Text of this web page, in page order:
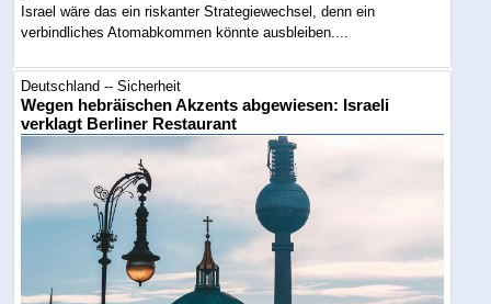
Israel wäre das ein riskanter Strategiewechsel, denn ein
verbindliches Atomabkommen könnte ausbleiben....
Deutschland -- Sicherheit
Wegen hebräischen Akzents abgewiesen: Israeli
verklagt Berliner Restaurant